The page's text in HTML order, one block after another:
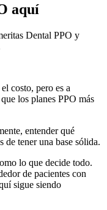
aquí
Dental PPO y
costo, pero es a
los planes PPO más
entender qué
tener una base sólida.
lo que decide todo.
de pacientes con
sigue siendo